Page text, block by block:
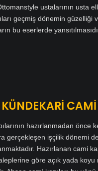
ustalarının usta
geçmiş dönemin güzelliği
bu eserlerde
KÜNDEKARİ
hazırlanmadan önce
gerçekleşen işçilik dönemi
Hazırlanan cami
göre açık yada koyu